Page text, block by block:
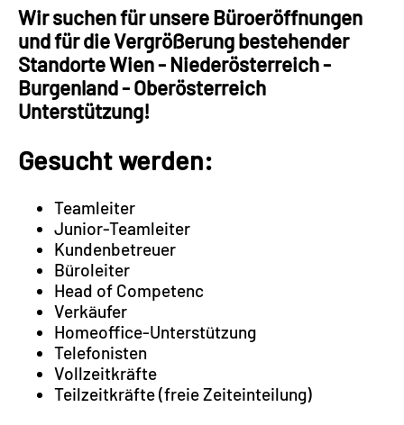
Wir suchen für unsere Büroeröffnungen
und für die Vergrößerung bestehender
Standorte Wien - Niederösterreich -
Burgenland - Oberösterreich
Unterstützung!
Gesucht werden:
Teamleiter
Junior-Teamleiter
Kundenbetreuer
Büroleiter
Head of Competenc
Verkäufer
Homeoffice-Unterstützung
Telefonisten
Vollzeitkräfte
Teilzeitkräfte (freie Zeiteinteilung)